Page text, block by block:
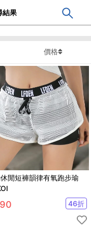
結果
價格
閒短褲韻律有氧跑步瑜
46折